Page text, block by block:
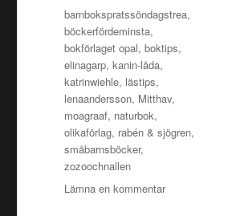
Etiketter
barnbokspratssöndagstrea,
böckerfördeminsta,
bokförlaget opal,boktips,
elinagarp,kanin-låda,
katrinwiehle, lästips,
lenaandersson, Mitthav,
moagraaf, naturbok,
olikaförlag, rabén & sjögren,
småbarnsböcker,
zozoochnallen
Lämna en kommentartill